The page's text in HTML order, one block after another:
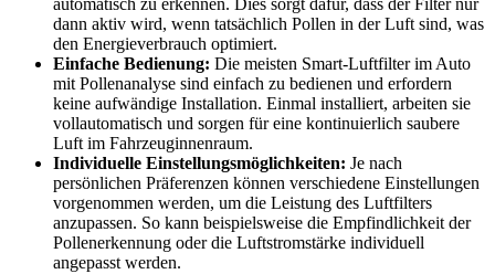
automatisch zu erkennen. Dies sorgt dafür, dass der Filter nur
dann aktiv wird, wenn tatsächlich Pollen in der Luft sind, was
den Energieverbrauch optimiert.
Einfache Bedienung: Die meisten Smart-Luftfilter im Auto
mit Pollenanalyse sind einfach zu bedienen und erfordern
keine aufwändige Installation. Einmal installiert, arbeiten sie
vollautomatisch und sorgen für eine kontinuierlich saubere
Luft im Fahrzeuginnenraum.
Individuelle Einstellungsmöglichkeiten: Je nach
persönlichen Präferenzen können verschiedene Einstellungen
vorgenommen werden, um die Leistung des Luftfilters
anzupassen. So kann beispielsweise die Empfindlichkeit der
Pollenerkennung oder die Luftstromstärke individuell
angepasst werden.